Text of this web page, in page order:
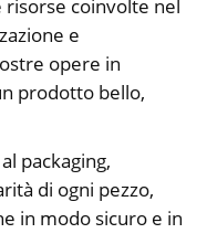
coinvolte nel
e
opere in
prodotto bello,
packaging,
di ogni pezzo,
in modo sicuro e in